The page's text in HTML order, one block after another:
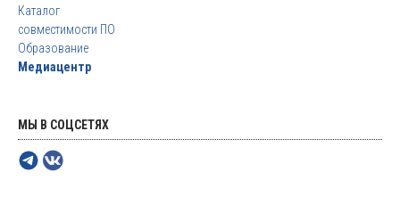
Каталог
совместимости ПО
Образование
Медиацентр
МЫ В СОЦСЕТЯХ